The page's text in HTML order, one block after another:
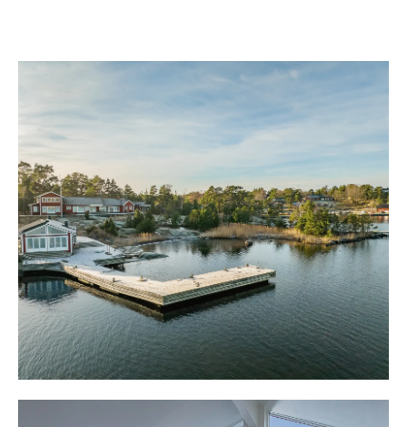
renoveringsbehov, en sjöstuga om 90 kvm samt en stor
huvudbyggnad. På tomten finns en egen pir med brygga
som förr användes som angöringsplats för större båtar.
Från udden till öster mot brygganläggningen finns en
egen vik med klippor och sandbotten, vilket är perfekt
för barnen, lek och bastubad. Vid bryggan finns
sjöstugan som är smart placerad i väster.
Brygganläggningen är påtagligt stor med gott om plats
för egna båtar samt för vänner på besök.
Sjöstugan är stor och inrymmer en vedeldad bastu,ett
eget spa med jacuzzi med stora skjutdörrar i glas mot
vattnet. Rymligt badrum med toalett och himmelsdusch.
I hallen finns det förberett för kök om så önskas. Även
separata sovrum. Här bor man med havet som granne på